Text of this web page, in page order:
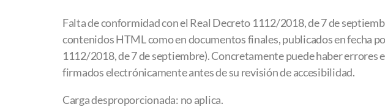
Falta de conformidad con el Real Decreto 1112/2018, de 7 de
contenidos HTML como en documentos finales, publicados en fecha
1112/2018, de 7 de septiembre). Concretamente puede haber
firmados electrónicamente antes de su revisión de accesibilidad.
Carga desproporcionada: no aplica.